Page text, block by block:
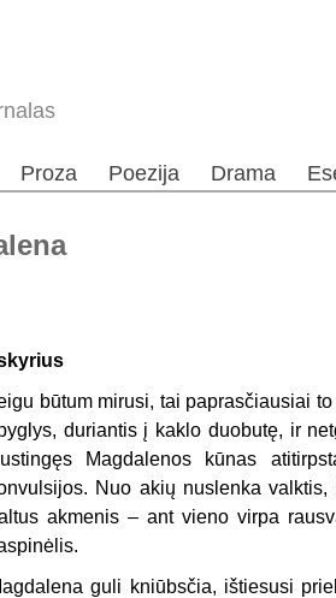
Proza Poezija Drama
skyrius
būtum mirusi, tai paprasčiausiai
duriantis į kaklo duobutę, ir
Magdalenos kūnas
Nuo akių nuslenka
akmenis – ant vieno virpa
guli kniūbsčia, ištiesusi